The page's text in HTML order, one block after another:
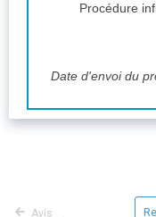
Procédure
Date d'envoi du
Avis